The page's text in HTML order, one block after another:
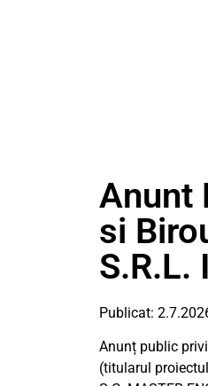
Anunt
si
S.R.L.
Publicat:
Anunț public
(titularul